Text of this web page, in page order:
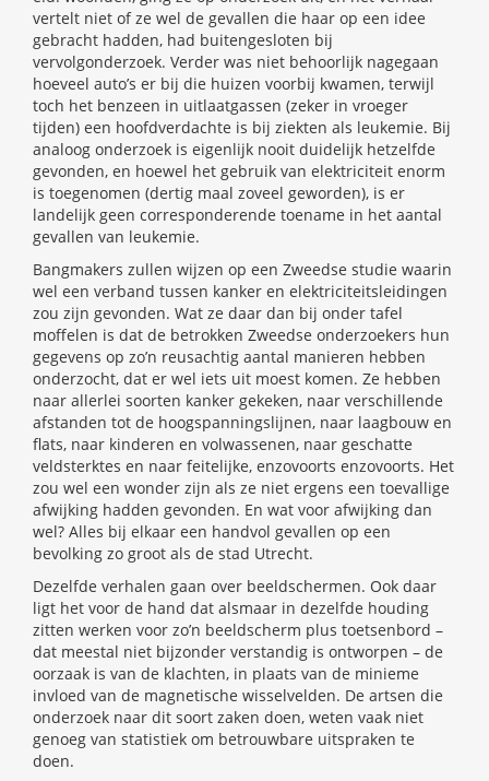
vertelt niet of ze wel de gevallen die haar op een idee
gebracht hadden, had buitengesloten bij
vervolgonderzoek. Verder was niet behoorlijk nagegaan
hoeveel auto’s er bij die huizen voorbij kwamen, terwijl
toch het benzeen in uitlaatgassen (zeker in vroeger
tijden) een hoofdverdachte is bij ziekten als leukemie. Bij
analoog onderzoek is eigenlijk nooit duidelijk hetzelfde
gevonden, en hoewel het gebruik van elektriciteit enorm
is toegenomen (dertig maal zoveel geworden), is er
landelijk geen corresponderende toename in het aantal
gevallen van leukemie.
Bangmakers zullen wijzen op een Zweedse studie waarin
wel een verband tussen kanker en elektriciteitsleidingen
zou zijn gevonden. Wat ze daar dan bij onder tafel
moffelen is dat de betrokken Zweedse onderzoekers hun
gegevens op zo’n reusachtig aantal manieren hebben
onderzocht, dat er wel iets uit moest komen. Ze hebben
naar allerlei soorten kanker gekeken, naar verschillende
afstanden tot de hoogspanningslijnen, naar laagbouw en
flats, naar kinderen en volwassenen, naar geschatte
veldsterktes en naar feitelijke, enzovoorts enzovoorts. Het
zou wel een wonder zijn als ze niet ergens een toevallige
afwijking hadden gevonden. En wat voor afwijking dan
wel? Alles bij elkaar een handvol gevallen op een
bevolking zo groot als de stad Utrecht.
Dezelfde verhalen gaan over beeldschermen. Ook daar
ligt het voor de hand dat alsmaar in dezelfde houding
zitten werken voor zo’n beeldscherm plus toetsenbord –
dat meestal niet bijzonder verstandig is ontworpen – de
oorzaak is van de klachten, in plaats van de minieme
invloed van de magnetische wisselvelden. De artsen die
onderzoek naar dit soort zaken doen, weten vaak niet
genoeg van statistiek om betrouwbare uitspraken te
doen.